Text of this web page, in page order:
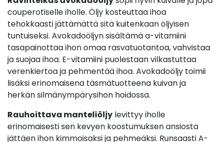
couperotiselle iholle. Öljy kosteuttaa ihoa
tehokkaasti jättämättä sitä kuitenkaan öljyisen
tuntuiseksi. Avokadoöljyn sisältämä a-vitamiini
tasapainottaa ihon omaa rasvatuotantoa, vahvistaa
ja suojaa ihoa. E-vitamiini puolestaan vilkastuttaa
verenkiertoa ja pehmentää ihoa. Avokadoöljy toimii
lisäksi erinomaisena täsmätuotteena kuivan ja
herkän silmänympärysihon hoidossa.
Rauhoittava manteliöljy levittyy iholle
erinomaisesti sen kevyen koostumuksen ansiosta
jättäen ihon kimmoisaksi ja pehmeäksi. Runsaasti A-